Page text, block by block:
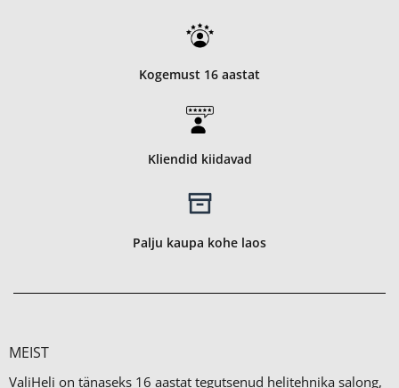
Kogemust 16 aastat
Kliendid kiidavad
Palju kaupa kohe laos
MEIST
ValiHeli on tänaseks 16 aastat tegutsenud helitehnika salong,